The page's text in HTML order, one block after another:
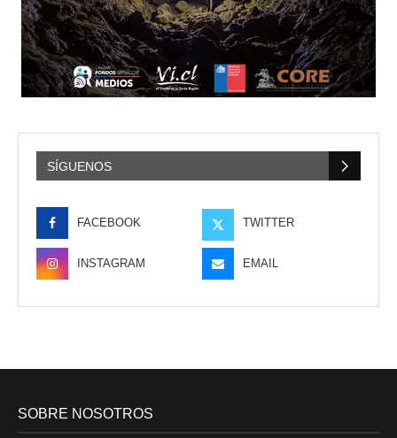
SÍGUENOS
FACEBOOK TWITTER
INSTAGRAM EMAIL
SOBRE NOSOTROS